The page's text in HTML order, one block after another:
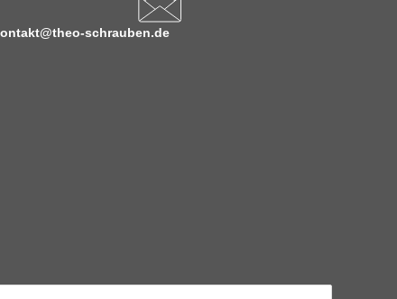
schrauben.de